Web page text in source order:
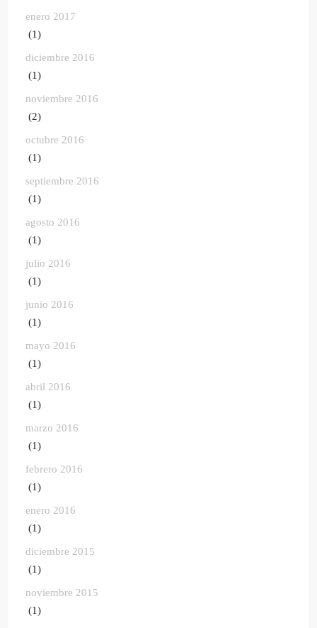
enero 2017
(1)
diciembre 2016
(1)
noviembre 2016
(2)
octubre 2016
(1)
septiembre 2016
(1)
agosto 2016
(1)
julio 2016
(1)
junio 2016
(1)
mayo 2016
(1)
abril 2016
(1)
marzo 2016
(1)
febrero 2016
(1)
enero 2016
(1)
diciembre 2015
(1)
noviembre 2015
(1)